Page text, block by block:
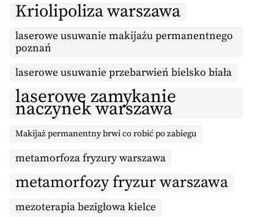
Kriolipoliza warszawa
laserowe usuwanie makijażu permanentnego
poznań
laserowe usuwanie przebarwień bielsko biała
laserowe zamykanie
naczynek warszawa
Makijaż permanentny brwi co robić po zabiegu
metamorfoza fryzury warszawa
metamorfozy fryzur warszawa
mezoterapia bezigłowa kielce